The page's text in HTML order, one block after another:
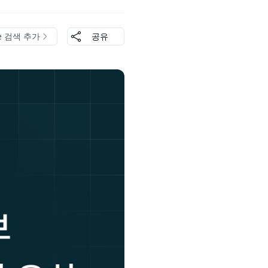
검색 추가 공유